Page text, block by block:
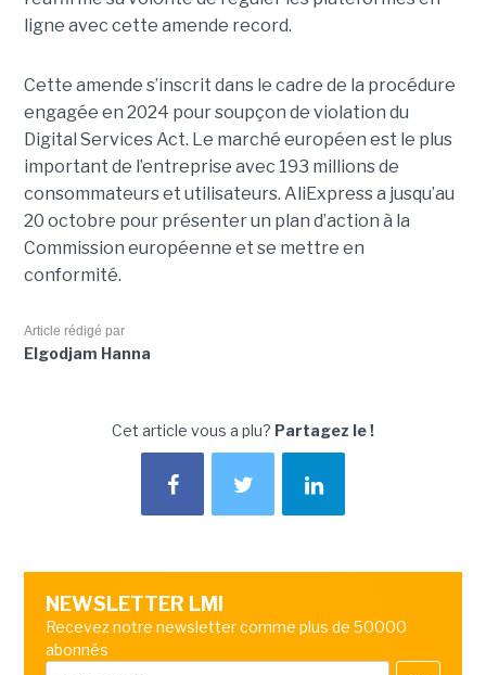
ligne avec cette amende record.
Cette amende s’inscrit dans le cadre de la procédure
engagée en 2024 pour soupçon de violation du
Digital Services Act. Le marché européen est le plus
important de l’entreprise avec 193 millions de
consommateurs et utilisateurs. AliExpress a jusqu’au
20 octobre pour présenter un plan d’action à la
Commission européenne et se mettre en
conformité.
Article rédigé par
Elgodjam Hanna
Cet article vous a plu? Partagez le !
NEWSLETTER LMI
Recevez notre newsletter comme plus de 50000
abonnés